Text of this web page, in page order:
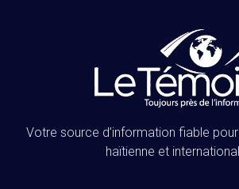
Votre source d’information fiable pour
haïtienne et